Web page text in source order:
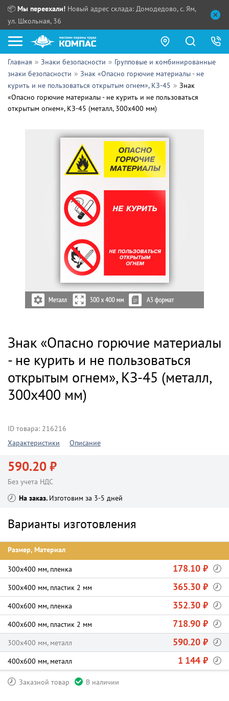
📦 Мы переехали! Новый адрес склада: Домодедово, с. Ям,
ул. Школьная, 36
Как купить?
Прайс-листы
Сотрудничество
Партнерам
Выдача продукции:
Главная Знаки безопасности
Групповые и комбинированные
знаки безопасности
Знак «Опасно горючие материалы - не
курить и не пользоваться открытым огнем», КЗ-45
Знак
«Опасно горючие материалы - не курить и не пользоваться
открытым огнем», КЗ-45 (металл, 300х400 мм)
Знак «Опасно горючие материалы
- не курить и не пользоваться
открытым огнем», КЗ-45 (металл,
300х400 мм)
ID товара: 216216
Характеристики
Описание
590.20 ₽
Без учета НДС
На заказ Изготовим за 3-5 дней
Варианты изготовления
Размер, Материал
300х400 мм, пленка 178.10 ₽
300х400 мм, пластик 2 мм 365.30 ₽
400х600 мм, пленка 352.30 ₽
400х600 мм, пластик 2 мм 718.90 ₽
300х400 мм, металл 590.20 ₽
400х600 мм, металл 1 144 ₽
Заказной товар В наличии